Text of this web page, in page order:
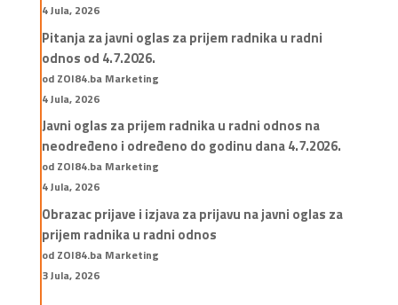
4 Jula, 2026
Pitanja za javni oglas za prijem radnika u radni
odnos od 4.7.2026.
od ZOI84.ba Marketing
4 Jula, 2026
Javni oglas za prijem radnika u radni odnos na
neodređeno i određeno do godinu dana 4.7.2026.
od ZOI84.ba Marketing
4 Jula, 2026
Obrazac prijave i izjava za prijavu na javni oglas za
prijem radnika u radni odnos
od ZOI84.ba Marketing
3 Jula, 2026